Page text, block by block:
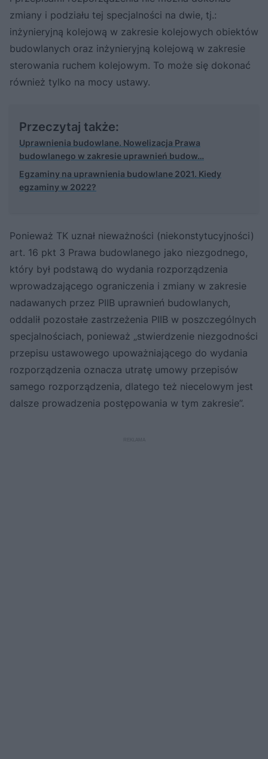
zmiany i podziału tej specjalności na dwie, tj.:
inżynieryjną kolejową w zakresie kolejowych obiektów
budowlanych oraz inżynieryjną kolejową w zakresie
sterowania ruchem kolejowym. To może się dokonać
również tylko na mocy ustawy.
Przeczytaj także:
Uprawnienia budowlane. Nowelizacja Prawa
budowlanego w zakresie uprawnień budow…
Egzaminy na uprawnienia budowlane 2021. Kiedy
egzaminy w 2022?
Ponieważ TK uznał nieważności (niekonstytucyjności)
art. 16 pkt 3 Prawa budowlanego jako niezgodnego,
który był podstawą do wydania rozporządzenia
wprowadzającego ograniczenia i zmiany w zakresie
nadawanych przez PIIB uprawnień budowlanych,
oddalił pozostałe zastrzeżenia PIIB w poszczególnych
specjalnościach, ponieważ „stwierdzenie niezgodności
przepisu ustawowego upoważniającego do wydania
rozporządzenia oznacza utratę umowy przepisów
samego rozporządzenia, dlatego też niecelowym jest
dalsze prowadzenia postępowania w tym zakresie”.